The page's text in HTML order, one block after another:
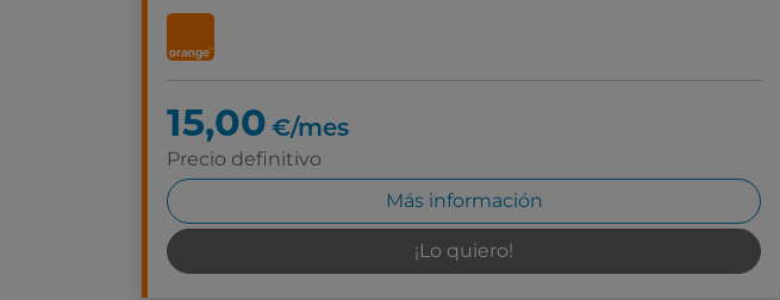
15,00 €/mes
Precio definitivo
Más información
¡Lo quiero!